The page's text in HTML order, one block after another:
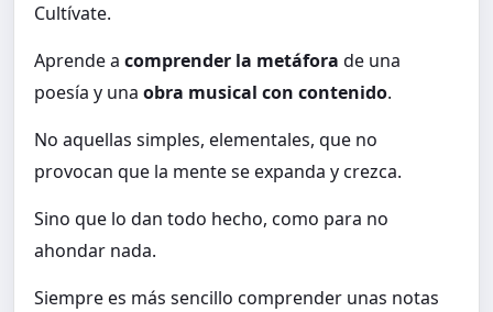
Cultívate.
Aprende a comprender la metáfora de una
poesía y una obra musical con contenido.
No aquellas simples, elementales, que no
provocan que la mente se expanda y crezca.
Sino que lo dan todo hecho, como para no
ahondar nada.
Siempre es más sencillo comprender unas notas